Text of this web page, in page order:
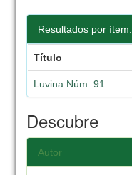
Resultados por ítem:
Título
Luvina Núm. 91
Descubre
Autor